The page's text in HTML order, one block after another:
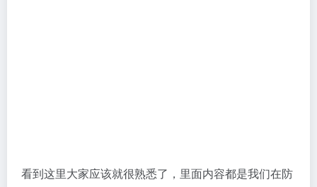
看到这里大家应该就很熟悉了，里面内容都是我们在防